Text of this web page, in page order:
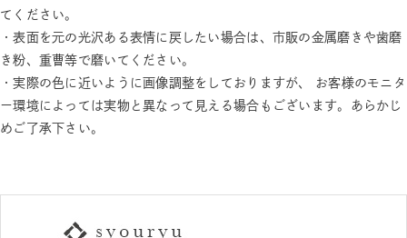
てください。
・表面を元の光沢ある表情に戻したい場合は、市販の金属磨きや歯磨
き粉、重曹等で磨いてください。
・実際の色に近いように画像調整をしておりますが、 お客様のモニタ
ー環境によっては実物と異なって見える場合もございます。あらかじ
めご了承下さい。